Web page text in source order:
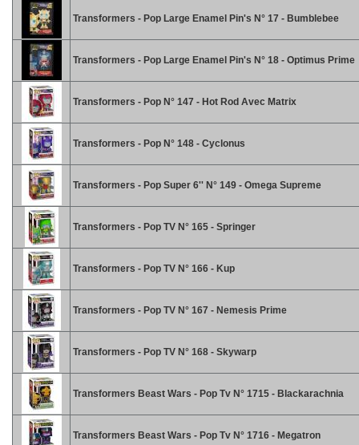
Transformers - Pop Large Enamel Pin's N° 17 - Bumblebee
Transformers - Pop Large Enamel Pin's N° 18 - Optimus Prime
Transformers - Pop N° 147 - Hot Rod Avec Matrix
Transformers - Pop N° 148 - Cyclonus
Transformers - Pop Super 6'' N° 149 - Omega Supreme
Transformers - Pop TV N° 165 - Springer
Transformers - Pop TV N° 166 - Kup
Transformers - Pop TV N° 167 - Nemesis Prime
Transformers - Pop TV N° 168 - Skywarp
Transformers Beast Wars - Pop Tv N° 1715 - Blackarachnia
Transformers Beast Wars - Pop Tv N° 1716 - Megatron